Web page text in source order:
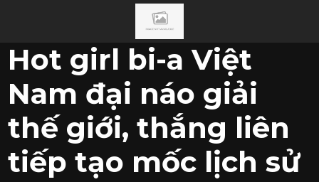
Hot girl bi-a Việt
Nam đại náo giải
thế giới, thắng liên
tiếp tạo mốc lịch sử